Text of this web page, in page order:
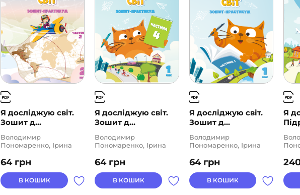
Я досліджую світ.
Зошит д...
64 грн
Володимир
Пономаренко, Ірина
Андрук, Олена Хомич,
Тетяна Воронцова
В КОШИК
Я досліджую світ.
Зошит д...
64 грн
Володимир
Пономаренко, Ірина
Андрук, Олена Хомич,
Тетяна Воронцова
В КОШИК
Я досліджую світ.
Зошит д...
64 грн
Володимир
Пономаренко, Ірина
Андрук, Олена Хомич,
Тетяна Воронцова
В КОШИК
Я